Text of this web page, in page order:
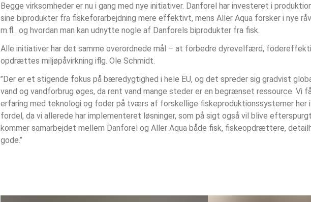
Begge virksomheder er nu i gang med nye initiativer. Danforel har investeret i
sine biprodukter fra fiskeforarbejdning mere effektivt, mens Aller Aqua forsker i nye
m.fl.  og hvordan man kan udnytte nogle af Danforels biprodukter fra fisk.
Alle initiativer har det samme overordnede mål – at forbedre dyrevelfærd,
opdrættes miljøpåvirkning iflg. Ole Schmidt.
’’Der er et stigende fokus på bæredygtighed i hele EU, og det spreder sig gradvist
vand og vandforbrug øges, da rent vand mange steder er en begrænset ressource. Vi
erfaring med teknologi og foder på tværs af forskellige fiskeproduktionssystemer her i
fordel, da vi allerede har implementeret løsninger, som på sigt også vil blive
kommer samarbejdet mellem Danforel og Aller Aqua både fisk, fiskeopdrættere,
gode.’’